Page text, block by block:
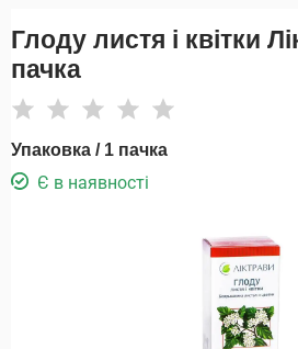
Глоду листя і квітки
пачка
Упаковка / 1 пачка
Є в наявності